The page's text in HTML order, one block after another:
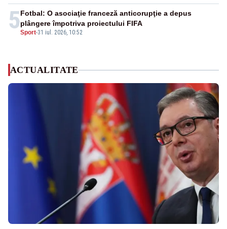
5Sport-31 iul. 2026, 10:52
Fotbal: O asociaţie franceză anticorupţie a depus
plângere împotriva proiectului FIFA
ACTUALITATE